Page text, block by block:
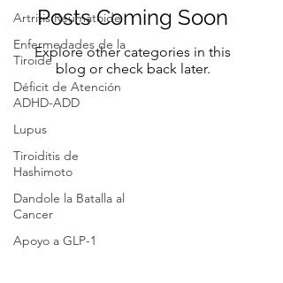
Artritis Reumatoide
Enfermedades de la
Tiroide
Déficit de Atención
ADHD-ADD
Lupus
Tiroiditis de
Hashimoto
Dandole la Batalla al
Cancer
Apoyo a GLP-1
Posts Coming Soon
Explore other categories in this
blog or check back later.